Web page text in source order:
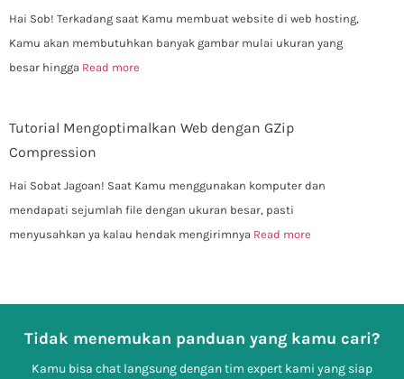
Hai Sob! Terkadang saat Kamu membuat website di web hosting,
Kamu akan membutuhkan banyak gambar mulai ukuran yang
besar hingga Read more
Tutorial Mengoptimalkan Web dengan GZip
Compression
Hai Sobat Jagoan! Saat Kamu menggunakan komputer dan
mendapati sejumlah file dengan ukuran besar, pasti
menyusahkan ya kalau hendak mengirimnya Read more
Tidak menemukan panduan yang kamu cari?
Kamu bisa chat langsung dengan tim expert kami yang siap